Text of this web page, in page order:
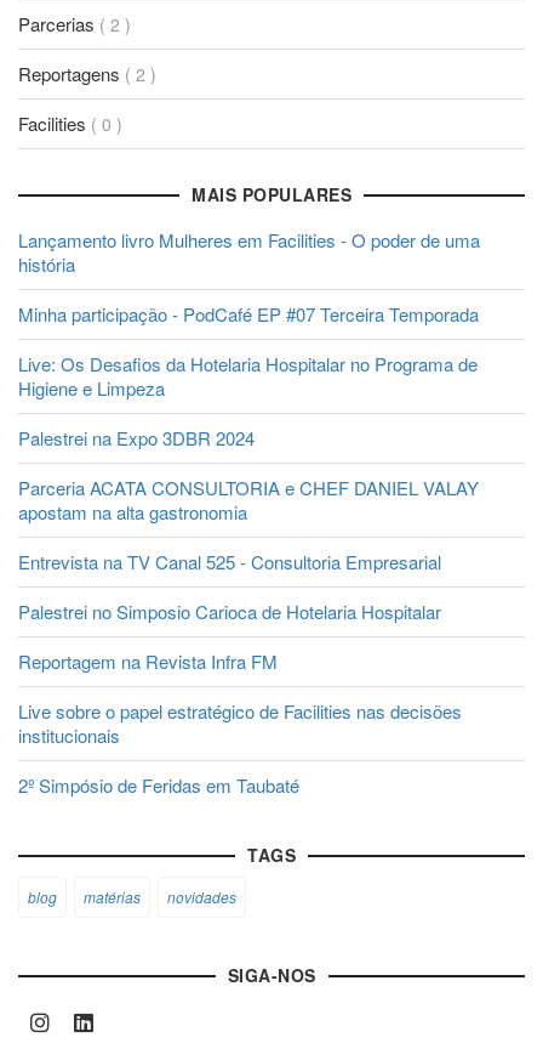
Parcerias ( 2 )
Reportagens ( 2 )
Facilities ( 0 )
MAIS POPULARES
Lançamento livro Mulheres em Facilities - O poder de uma
história
Minha participação - PodCafé EP #07 Terceira Temporada
Live: Os Desafios da Hotelaria Hospitalar no Programa de
Higiene e Limpeza
Palestrei na Expo 3DBR 2024
Parceria ACATA CONSULTORIA e CHEF DANIEL VALAY
apostam na alta gastronomia
Entrevista na TV Canal 525 - Consultoria Empresarial
Palestrei no Simposio Carioca de Hotelaria Hospitalar
Reportagem na Revista Infra FM
Live sobre o papel estratégico de Facilities nas decisões
institucionais
2º Simpósio de Feridas em Taubaté
TAGS
blog matérias novidades
SIGA-NOS